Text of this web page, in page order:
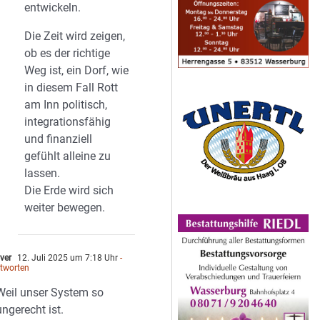
entwickeln.
Die Zeit wird zeigen,
ob es der richtige
Weg ist, ein Dorf, wie
in diesem Fall Rott
am Inn politisch,
integrationsfähig
und finanziell
gefühlt alleine zu
lassen.
Die Erde wird sich
weiter bewegen.
12. Juli 2025 um 7:18 Uhr -
unser System so
ist.